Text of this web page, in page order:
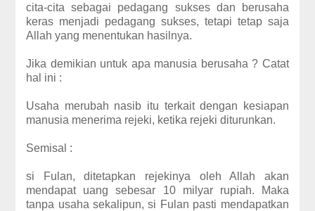
cita-cita sebagai pedagang sukses dan berusaha
keras menjadi pedagang sukses, tetapi tetap saja
Allah yang menentukan hasilnya.
Jika demikian untuk apa manusia berusaha ? Catat
hal ini :
Usaha merubah nasib itu terkait dengan kesiapan
manusia menerima rejeki, ketika rejeki diturunkan.
Semisal :
si Fulan, ditetapkan rejekinya oleh Allah akan
mendapat uang sebesar 10 milyar rupiah. Maka
tanpa usaha sekalipun, si Fulan pasti mendapatkan